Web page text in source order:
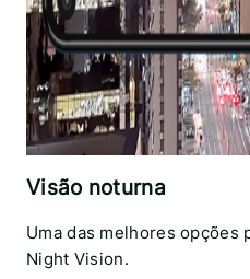
Visão noturna
Uma das melhores opções
Night Vision.